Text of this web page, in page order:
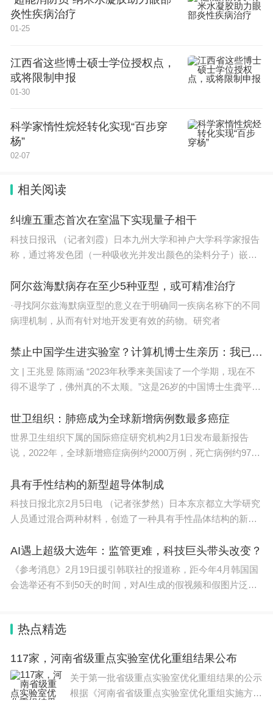
切”，并深入研究导学矛盾的成因、形成正确导向；
武汉大学地球与空间科学技术学院院长倪彬彬强调发
大学研究生院常务副院长陈焱建议借助人才培养规划
数据作为导师队伍建设研究的参考依据；上海交通大
设和未来研究生规模变动应对预案两大工作要点；华
东师范大学化学与分子工程学院教授姜雪峰提出学生
提出“导师扎根学科、学生连接交叉”的目标导向型学
外合作办学进行深度调研；东北师范大学研究生院院
长马剑钢提出加强课程思政的培训；哈尔滨工程大学
科特点、学校层次和地域属性。
会议特别设置高校代表报告环节。合肥工业大学研究
大学研究生院院长、党委研究生工作部部长徐彬，安
徽大学研究生院副院长白玮，中国科学技术大学研究
科学技术大学党委教师工作部副部长程根莲等高校代
表，围绕理学类研究生导师队伍规模结构、能力素
质、生师配置、评聘机制、导学关系、考核激励、系
统化培训与发展体系、导师综合评价体系、导师发展
中心建设作专题报告。
科技人才体制机制一体改革，并就导师分类管理、师
资建设、交叉学科培养、导学关系等议题进行了座谈
交流。
明确了工作方向与任务安排。与会代表一致表示，将
以此次会议为新起点，凝聚智慧、深化研究、协同发
力，共同推动新时代理学类研究生导师队伍建设迈上
新台阶，为加快建设教育强国、科技强国、人才强国
炎性疾病治疗
01-25
江西省这些博士硕士学位授权点，
或将限制申报
01-30
科学家惰性烷烃转化实现“百步穿
杨”
02-07
相关阅读
纠缠五重态首次在室温下实现量子相干
科技日报讯 （记者刘霞）日本九州大学和神户大学科学家报告
称，通过将发色团（一种吸收光并发出颜色的染料分子）嵌入
阿尔兹海默病存在至少5种亚型，或可精准治疗
·寻找阿尔兹海默病亚型的意义在于明确同一疾病名称下的不同
病理机制，从而有针对地开发更有效的药物。研究者
禁止中国学生进实验室？计算机博士生亲历：我已被迫退学
文 | 王兆昱 陈雨涵 “2023年秋季来美国读了一个学期，现在不
得不退学了，佛州真的不太顺。”这是26岁的中国博士生龚平
世卫组织：肺癌成为全球新增病例数最多癌症
世界卫生组织下属的国际癌症研究机构2月1日发布最新报告
说，2022年，全球新增癌症病例约2000万例，死亡病例约970
具有手性结构的新型超导体制成
科技日报北京2月5日电 （记者张梦然）日本东京都立大学研究
人员通过混合两种材料，创造了一种具有手性晶体结构的新型
AI遇上超级大选年：监管更难，科技巨头带头改变？
《参考消息》2月19日援引韩联社的报道称，距今年4月韩国国
会选举还有不到50天的时间，对AI生成的假视频和假图片泛滥
热点精选
117家，河南省级重点实验室优化重组结果公布
关于第一批省级重点实验室优化重组结果的公示
根据《河南省省级重点实验室优化重组实施方